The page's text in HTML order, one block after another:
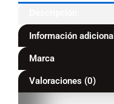
Información adicional
Marca
Valoraciones (0)